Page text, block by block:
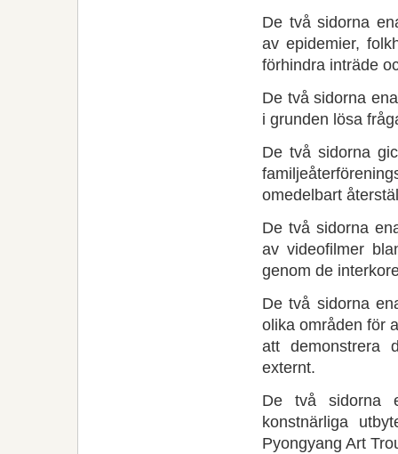
De två sidorna
av epidemier,
förhindra inträde
De två sidorna
i grunden lösa
De två sidorna
omedelbart
De två sidorna
av videofilmer
genom de
De två sidorna
olika områden för
att demonstrera
externt.
De två sidorna
konstnärliga
Pyongyang Art